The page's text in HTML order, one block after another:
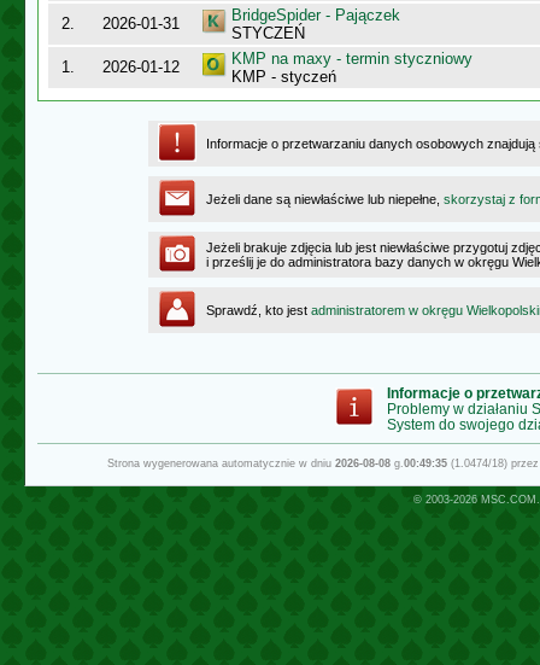
2.
2026-01-31
BridgeSpider - Pajączek
STYCZEŃ
1.
2026-01-12
KMP na maxy - termin styczniowy
KMP - styczeń
Informacje o przetwarzaniu danych osobowych
Jeżeli dane są niewłaściwe lub niepełne, skorzystaj z
Jeżeli brakuje zdjęcia lub jest niewłaściwe przygotuj
i prześlij je do administratora bazy danych w okręgu
Sprawdź, kto jest administratorem w okręgu
Informacje o
Problemy w działaniu
System do swojego
Strona wygenerowana automatycznie w dniu 2026-08-08g.00:49:35(1.0474/18)
© 2003-2026